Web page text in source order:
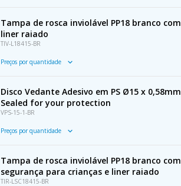
Tampa de rosca inviolável PP18 branco com
liner raiado
TIV-L18415-BR
Preços por quantidade
Disco Vedante Adesivo em PS Ø15 x 0,58mm
Sealed for your protection
VPS-15-1-BR
Preços por quantidade
Tampa de rosca inviolável PP18 branco com
segurança para crianças e liner raiado
TIR-LSC18415-BR